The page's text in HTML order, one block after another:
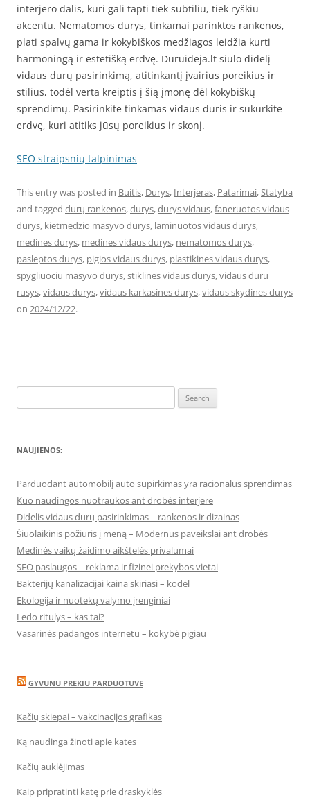
interjero dalis, kuri gali tapti tiek subtiliu, tiek ryškiu
akcentu. Nematomos durys, tinkamai parinktos rankenos,
plati spalvų gama ir kokybiškos medžiagos leidžia kurti
harmoningą ir estetišką erdvę. Duruideja.lt siūlo didelį
vidaus durų pasirinkimą, atitinkantį įvairius poreikius ir
stilius, todėl verta kreiptis į šią įmonę dėl kokybiškų
sprendimų. Pasirinkite tinkamas vidaus duris ir sukurkite
erdvę, kuri atitiks jūsų poreikius ir skonį.
SEO straipsnių talpinimas
This entry was posted in Buitis, Durys, Interjeras, Patarimai,Statyba
and tagged durų rankenos,durys,durys vidaus,faneruotos vidaus
durys, kietmedzio masyvo durys, laminuotos vidaus durys,
medines durys, medines vidaus durys, nematomos durys,
pasleptos durys, pigios vidaus durys, plastikines vidaus durys,
spygliuociu masyvo durys,stiklines vidaus durys,vidaus duru
rusys,vidaus durys,vidaus karkasines durys,vidaus skydines durys
on 2024/12/22.
for:
NAUJIENOS:
Parduodant automobilį auto supirkimas yra racionalus sprendimas
Kuo naudingos nuotraukos ant drobės interjere
Didelis vidaus durų pasirinkimas – rankenos ir dizainas
Šiuolaikinis požiūris į meną – Modernūs paveikslai ant drobės
Medinės vaikų žaidimo aikštelės privalumai
SEO paslaugos – reklama ir fizinei prekybos vietai
Bakterijų kanalizacijai kaina skiriasi – kodėl
Ekologija ir nuotekų valymo įrenginiai
Ledo ritulys – kas tai?
Vasarinės padangos internetu – kokybė pigiau
GYVUNU PREKIU PARDUOTUVE
Kačių skiepai – vakcinacijos grafikas
Ką naudinga žinoti apie kates
Kačių auklėjimas
Kaip pripratinti katę prie draskyklės